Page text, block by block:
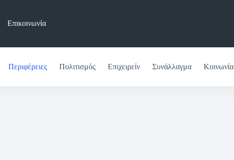
Επικοινωνία
Περιφέρειες Πολιτισμός Επιχειρείν Συνάλλαγμα Κοινωνία